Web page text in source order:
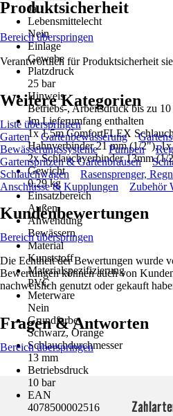
Ja
Lebensmittelecht
Nein
Einlage
Gewebe
Platzdruck
25 bar
Hinweis
Betriebs-, Arbeitsdruck bis zu
Im Lieferumfang enthalten
1x 1,5m ComfortFLEX
Hahnverbinder 21 mm (1/2"),
2x Schlauchverbinder 13mm (1/
Gewicht
0,29 kg
Einsatzbereich
Außen
Anwendung
Bewässern
Material
Kunststoff
Materialspezifizierung
PVC
Meterware
Nein
Grundfarbe
Schwarz, Orange
Schlauchdurchmesser
13 mm
Betriebsdruck
10 bar
EAN
4078500002516
Produktsicherheit
Bereich überspringen
Verantwortlich für Produktsicherheit
Weitere Kategorien
Liste überspringen
Garten
Gartenbewässerung
Bewässerungssysteme
Pumpen
Gartenspritzen & Gartenbrausen
Schlauchwagen
Rasensprenger,
Anschlüsse & Kupplungen
Zubehör
Kundenbewertungen
Bereich überspringen
Die Echtheit der Bewertungen wurde
Bewertungen können auch von
nachweislich genutzt oder gekauft
Fragen & Antworten
Bereich überspringen